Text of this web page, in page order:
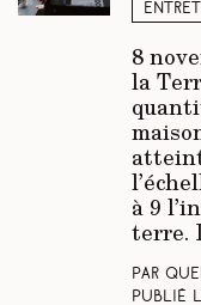
8
la
à 9
terre.
Par
Publié